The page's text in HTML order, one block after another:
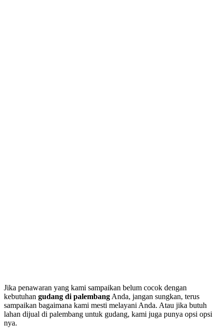
Jika penawaran yang kami sampaikan belum cocok dengan
kebutuhan gudang di palembang Anda, jangan sungkan, terus
sampaikan bagaimana kami mesti melayani Anda. Atau jika butuh
lahan dijual di palembang untuk gudang, kami juga punya opsi opsi
nya.